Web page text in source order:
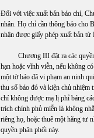
Đối với việc xuất bản báo chí,
nhân. Họ chỉ cần thông báo cho
nhận được giấy phép xuất bản
Chương III đặt ra các quyền
hạn hoặc vĩnh viễn, nếu không
một tờ báo đã vi phạm an ninh
thu số báo đó và kiện chủ nhiệm
chí không được mạ lị phỉ báng
trích chính phủ miễn là không
riêng họ, hoặc thuê một hãng tư
quyền phân phối này.